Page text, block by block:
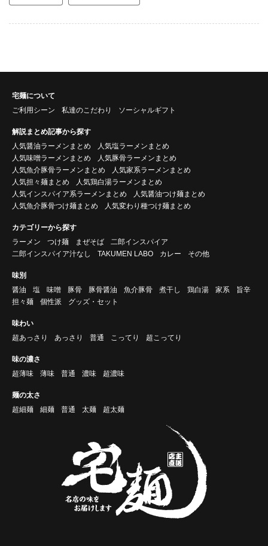
宅麺について
ご利用シーン
私達のこだわり ソーシャルギフト
解説まとめ記事から探す
人気醤油ラーメンまとめ
人気塩ラーメンまとめ
人気味噌ラーメンまとめ
人気豚骨ラーメンまとめ
人気魚介豚骨ラーメンまとめ
人気家系ラーメンまとめ
人気担々麺まとめ
人気鶏白湯ラーメンまとめ
人気インスパイア系ラーメンまとめ
人気醤油つけ麺まとめ
人気魚介豚骨つけ麺まとめ
人気変わり種つけ麺まとめ
カテゴリーから探す
ラーメン
つけ麺 まぜそば
二郎インスパイア
二郎インスパイア汁なし
TAKUMEN LABO カレー その他
味別
醤油
塩 味噌 豚骨 豚骨醤油 魚介豚骨 煮干し 鶏白湯 家系
旨辛
担々麺
個性派 グッズ・セット
味わい
超あっさり
あっさり 普通 こってり 超こってり
味の濃さ
超薄味
薄味 普通 濃味 超濃味
麺の太さ
超細麺
細麺 普通 太麺 超太麺